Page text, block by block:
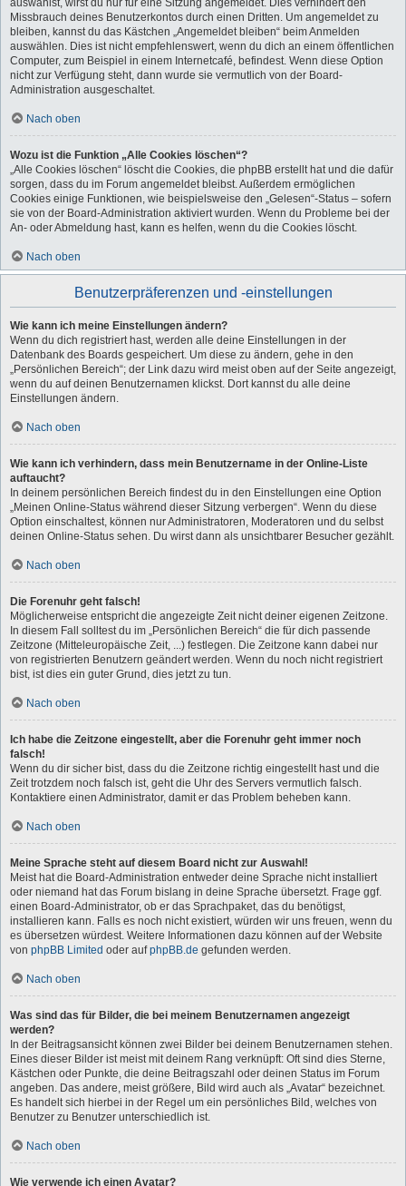
auswählst, wirst du nur für eine Sitzung angemeldet. Dies verhindert den
Missbrauch deines Benutzerkontos durch einen Dritten. Um angemeldet zu
bleiben, kannst du das Kästchen „Angemeldet bleiben“ beim Anmelden
auswählen. Dies ist nicht empfehlenswert, wenn du dich an einem öffentlichen
Computer, zum Beispiel in einem Internetcafé, befindest. Wenn diese Option
nicht zur Verfügung steht, dann wurde sie vermutlich von der Board-
Administration ausgeschaltet.
Nach oben
Wozu ist die Funktion „Alle Cookies löschen“?
„Alle Cookies löschen“ löscht die Cookies, die phpBB erstellt hat und die dafür
sorgen, dass du im Forum angemeldet bleibst. Außerdem ermöglichen
Cookies einige Funktionen, wie beispielsweise den „Gelesen“-Status – sofern
sie von der Board-Administration aktiviert wurden. Wenn du Probleme bei der
An- oder Abmeldung hast, kann es helfen, wenn du die Cookies löscht.
Nach oben
Benutzerpräferenzen und -einstellungen
Wie kann ich meine Einstellungen ändern?
Wenn du dich registriert hast, werden alle deine Einstellungen in der
Datenbank des Boards gespeichert. Um diese zu ändern, gehe in den
„Persönlichen Bereich“; der Link dazu wird meist oben auf der Seite angezeigt,
wenn du auf deinen Benutzernamen klickst. Dort kannst du alle deine
Einstellungen ändern.
Nach oben
Wie kann ich verhindern, dass mein Benutzername in der Online-Liste
auftaucht?
In deinem persönlichen Bereich findest du in den Einstellungen eine Option
„Meinen Online-Status während dieser Sitzung verbergen“. Wenn du diese
Option einschaltest, können nur Administratoren, Moderatoren und du selbst
deinen Online-Status sehen. Du wirst dann als unsichtbarer Besucher gezählt.
Nach oben
Die Forenuhr geht falsch!
Möglicherweise entspricht die angezeigte Zeit nicht deiner eigenen Zeitzone.
In diesem Fall solltest du im „Persönlichen Bereich“ die für dich passende
Zeitzone (Mitteleuropäische Zeit, ...) festlegen. Die Zeitzone kann dabei nur
von registrierten Benutzern geändert werden. Wenn du noch nicht registriert
bist, ist dies ein guter Grund, dies jetzt zu tun.
Nach oben
Ich habe die Zeitzone eingestellt, aber die Forenuhr geht immer noch
falsch!
Wenn du dir sicher bist, dass du die Zeitzone richtig eingestellt hast und die
Zeit trotzdem noch falsch ist, geht die Uhr des Servers vermutlich falsch.
Kontaktiere einen Administrator, damit er das Problem beheben kann.
Nach oben
Meine Sprache steht auf diesem Board nicht zur Auswahl!
Meist hat die Board-Administration entweder deine Sprache nicht installiert
oder niemand hat das Forum bislang in deine Sprache übersetzt. Frage ggf.
einen Board-Administrator, ob er das Sprachpaket, das du benötigst,
installieren kann. Falls es noch nicht existiert, würden wir uns freuen, wenn du
es übersetzen würdest. Weitere Informationen dazu können auf der Website
von phpBB Limited oder aufphpBB.de gefunden werden.
Nach oben
Was sind das für Bilder, die bei meinem Benutzernamen angezeigt
werden?
In der Beitragsansicht können zwei Bilder bei deinem Benutzernamen stehen.
Eines dieser Bilder ist meist mit deinem Rang verknüpft: Oft sind dies Sterne,
Kästchen oder Punkte, die deine Beitragszahl oder deinen Status im Forum
angeben. Das andere, meist größere, Bild wird auch als „Avatar“ bezeichnet.
Es handelt sich hierbei in der Regel um ein persönliches Bild, welches von
Benutzer zu Benutzer unterschiedlich ist.
Nach oben
Wie verwende ich einen Avatar?